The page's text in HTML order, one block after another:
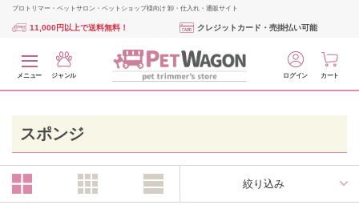
プロトリマー・ペットサロン・ペットショップ様向け 卸・仕入れ・通販サイト
11,000円以上で送料無料！ クレジットカード・売掛払い可能
メニュー ジャンル ログイン カート
スポンジ
絞り込み